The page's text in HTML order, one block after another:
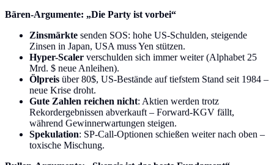
Bären-Argumente: „Die Party ist vorbei“
Zinsmärkte senden SOS: hohe US-Schulden, steigende
Zinsen in Japan, USA muss Yen stützen.
Hyper-Scaler verschulden sich immer weiter (Alphabet 25
Mrd. $ neue Anleihen).
Ölpreis über 80$, US-Bestände auf tiefstem Stand seit 1984 –
neue Krise droht.
Gute Zahlen reichen nicht: Aktien werden trotz
Rekordergebnissen abverkauft – Forward-KGV fällt,
während Gewinnerwartungen steigen.
Spekulation: SP-Call-Optionen schießen weiter nach oben –
toxische Mischung.